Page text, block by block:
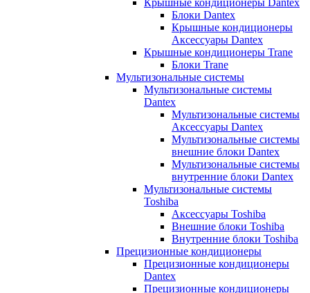
Крышные кондиционеры Dantex
Блоки Dantex
Крышные кондиционеры
Аксессуары Dantex
Крышные кондиционеры Trane
Блоки Trane
Мультизональные системы
Мультизональные системы
Dantex
Мультизональные системы
Аксессуары Dantex
Мультизональные системы
внешние блоки Dantex
Мультизональные системы
внутренние блоки Dantex
Мультизональные системы
Toshiba
Аксессуары Toshiba
Внешние блоки Toshiba
Внутренние блоки Toshiba
Прецизионные кондиционеры
Прецизионные кондиционеры
Dantex
Прецизионные кондиционеры